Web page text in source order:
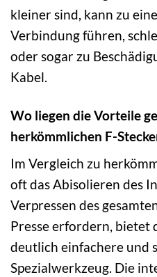
kleiner sind, kann zu
Verbindung führen,
oder sogar zu
Kabel.
Wo liegen die Vorteile
herkömmlichen F-
Im Vergleich zu
oft das Abisolieren des
Verpressen des
Presse erfordern, bietet
deutlich einfachere und
Spezialwerkzeug. Die